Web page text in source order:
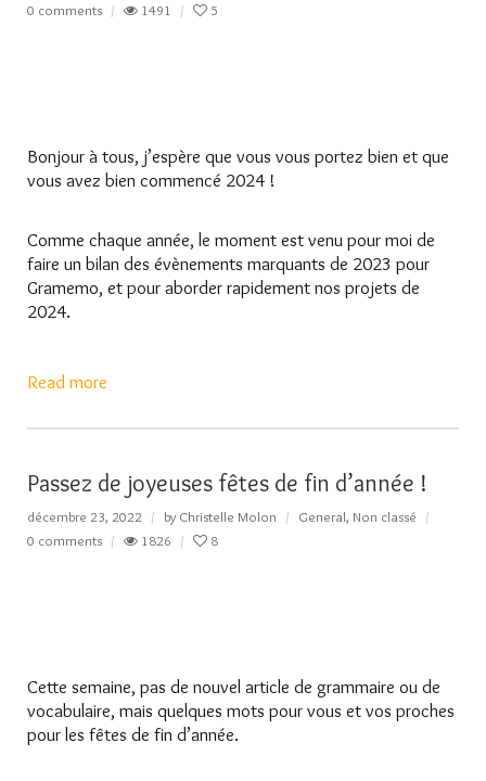
0 comments
1491 5
Bonjour à tous, j’espère que vous vous portez bien et que
vous avez bien commencé 2024 !
Comme chaque année, le moment est venu pour moi de
faire un bilan des évènements marquants de 2023 pour
Gramemo, et pour aborder rapidement nos projets de
2024.
Read more
Passez de joyeuses fêtes de fin d’année !
décembre 23, 2022 by Christelle Molon General, Non classé
0 comments
1826 8
Cette semaine, pas de nouvel article de grammaire ou de
vocabulaire, mais quelques mots pour vous et vos proches
pour les fêtes de fin d’année.